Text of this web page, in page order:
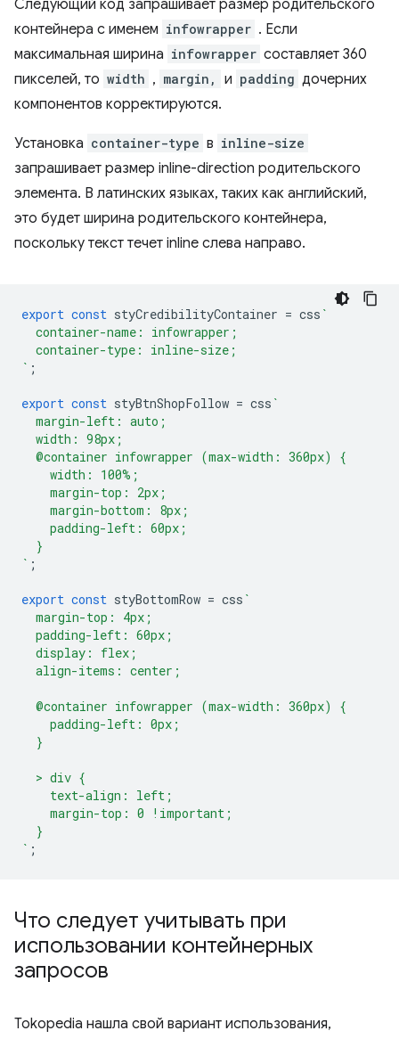
Следующий код запрашивает размер родительского
контейнера с именем infowrapper . Если
максимальная ширина infowrapper составляет 360
пикселей, то width , margin, и padding дочерних
компонентов корректируются.
Установка container-type в inline-size
запрашивает размер inline-direction родительского
элемента. В латинских языках, таких как английский,
это будет ширина родительского контейнера,
поскольку текст течет inline слева направо.
export const styCredibilityContainer = css `
  container-name: infowrapper;
  container-type: inline-size;
` ;
export const styBtnShopFollow = css `
  margin-left: auto;
  width: 98px;
  @container infowrapper (max-width: 360px) {
    width: 100%;
    margin-top: 2px;
    margin-bottom: 8px;
    padding-left: 60px;
  }
` ;
export const styBottomRow = css `
  margin-top: 4px;
  padding-left: 60px;
  display: flex;
  align-items: center;
  @container infowrapper (max-width: 360px) {
    padding-left: 0px;
  }
  > div {
    text-align: left;
    margin-top: 0 !important;
  }
` ;
Что следует учитывать при
использовании контейнерных
запросов
Tokopedia нашла свой вариант использования,